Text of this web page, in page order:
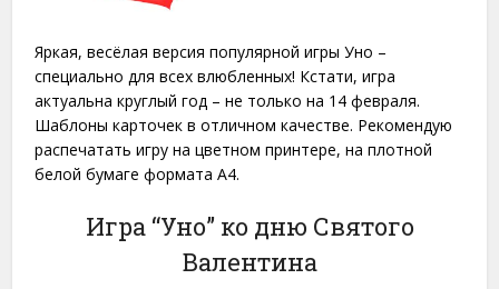
Яркая, весёлая версия популярной игры Уно –
специально для всех влюбленных! Кстати, игра
актуальна круглый год – не только на 14 февраля.
Шаблоны карточек в отличном качестве. Рекомендую
распечатать игру на цветном принтере, на плотной
белой бумаге формата A4.
Игра “Уно” ко дню Святого
Валентина